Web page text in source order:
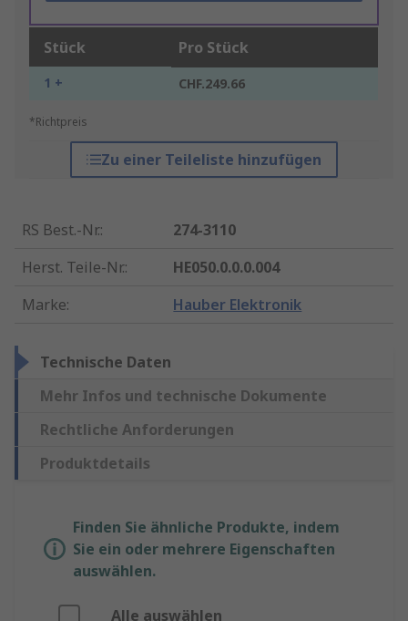
Stück Pro Stück
1 + CHF.249.66
*Richtpreis
Zu einer Teileliste hinzufügen
RS Best.-Nr.:
274-3110
Herst. Teile-Nr.:
HE050.0.0.0.004
Marke: Hauber Elektronik
Technische Daten
Mehr Infos und technische Dokumente
Rechtliche Anforderungen
Produktdetails
Finden Sie ähnliche Produkte, indem
Sie ein oder mehrere Eigenschaften
auswählen.
Alle auswählen